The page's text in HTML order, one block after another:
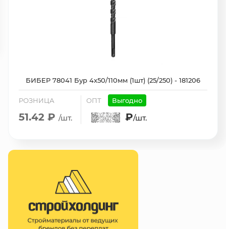
БИБЕР 78041 Бур 4х50/110мм (1шт) (25/250) - 181206
РОЗНИЦА
51.42 ₽ /шт.
ОПТ Выгодно
₽/шт.